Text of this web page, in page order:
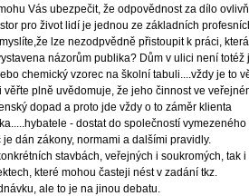
Vás ubezpečit, že odpovědnost za dílo
pro život lidí je jednou ze základních
lze nezodpvědně přistoupit k práci,
názorům publika? Dům v ulici není totéž
chemický vzorec na školní tabuli....vždy je to
věřte plně uvědomuje, že jeho činnost ve
dopad a proto jde vždy o to záměr klienta
- dostat do společností vymezeného
je dán zákony, normami a dalšími pravidly.
stavbách, veřejných i soukromých, tak i
které mohou časteji nést v zadání tkz.
ale to je na jinou debatu.